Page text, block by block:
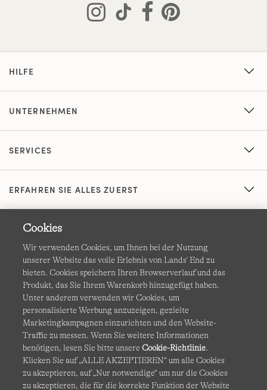
HILFE
UNTERNEHMEN
SERVICES
ERFAHREN SIE ALLES ZUERST
AGB Datenschutz & Sicherheit
Cookies Ich möchte auswählen Barrierefreiheit
Site Map Internationale Websites
Diese Website ist durch reCAPTCHA geschützt. Es gelten die
Cookies
Wir verwenden Cookies, um Ihnen bei der Nutzung
unserer Website das volle Erlebnis von Lands' End zu
bieten. Cookies speichern Ihren Browserverlauf und das
Produkt, das Sie Ihrem Warenkorb hinzugefügt haben.
Unter anderem verwenden wir Cookies, um
personalisierte Werbung anzuzeigen, gezielte
Marketingkampagnen einzurichten und den Website-
Traffic zu messen. Wenn Sie weitere Informationen
benötigen, lesen Sie bitte unsereCookie-Richtlinie.
Klicken Sie auf „ALLE AKZEPTIEREN“ um alle Cookies
zu akzeptieren, auf „Nur notwendige“ um nur die Cookies
zu akzeptieren, die für die korrekte Funktion der Website